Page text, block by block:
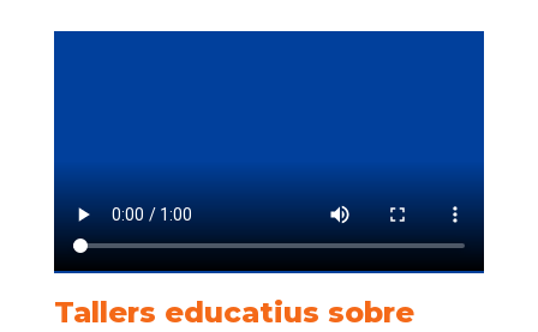
Tallers educatius sobre